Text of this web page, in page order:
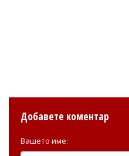
Добавете коментар
Вашето име: